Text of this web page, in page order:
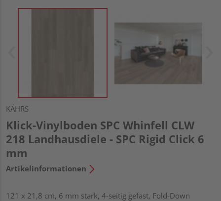
KÄHRS
Klick-Vinylboden SPC Whinfell CLW
218 Landhausdiele - SPC Rigid Click 6
mm
Artikelinformationen
121 x 21,8 cm, 6 mm stark, 4-seitig gefast, Fold-Down